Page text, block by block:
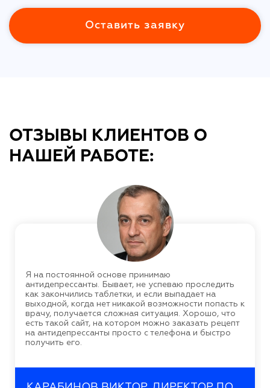
Оставить заявку
ОТЗЫВЫ КЛИЕНТОВ О
НАШЕЙ РАБОТЕ:
Я на постоянной основе принимаю
антидепрессанты. Бывает, не успеваю проследить
как закончились таблетки, и если выпадает на
выходной, когда нет никакой возможности попасть к
врачу, получается сложная ситуация. Хорошо, что
есть такой сайт, на котором можно заказать рецепт
на антидепрессанты просто с телефона и быстро
получить его.